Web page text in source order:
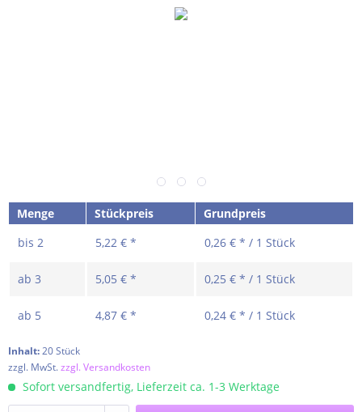
Menge Stückpreis
Grundpreis
bis 2 5,22 € * 0,26 € * / 1 Stück
ab 3 5,05 € * 0,25 € * / 1 Stück
ab 5 4,87 € * 0,24 € * / 1 Stück
Inhalt:20 Stück
zzgl. MwSt.zzgl. Versandkosten
Sofort versandfertig, Lieferzeit ca. 1-3 Werktage